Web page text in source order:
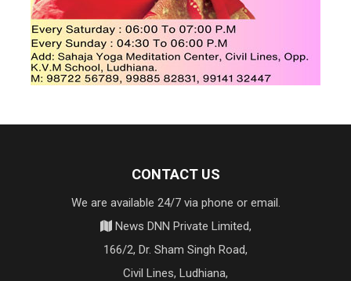
CONTACT US
We are available 24/7 via phone or email.
News DNN Private Limited,
166/2, Dr. Sham Singh Road,
Civil Lines, Ludhiana,